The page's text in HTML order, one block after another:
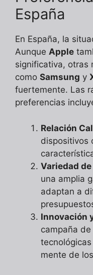
España
En España, la
Aunque Apple
significativa, otras
como Samsung y
fuertemente. Las
preferencias
Relación
dispositivos
Variedad
una amplia
adaptan a
Innovación
campaña
mente de